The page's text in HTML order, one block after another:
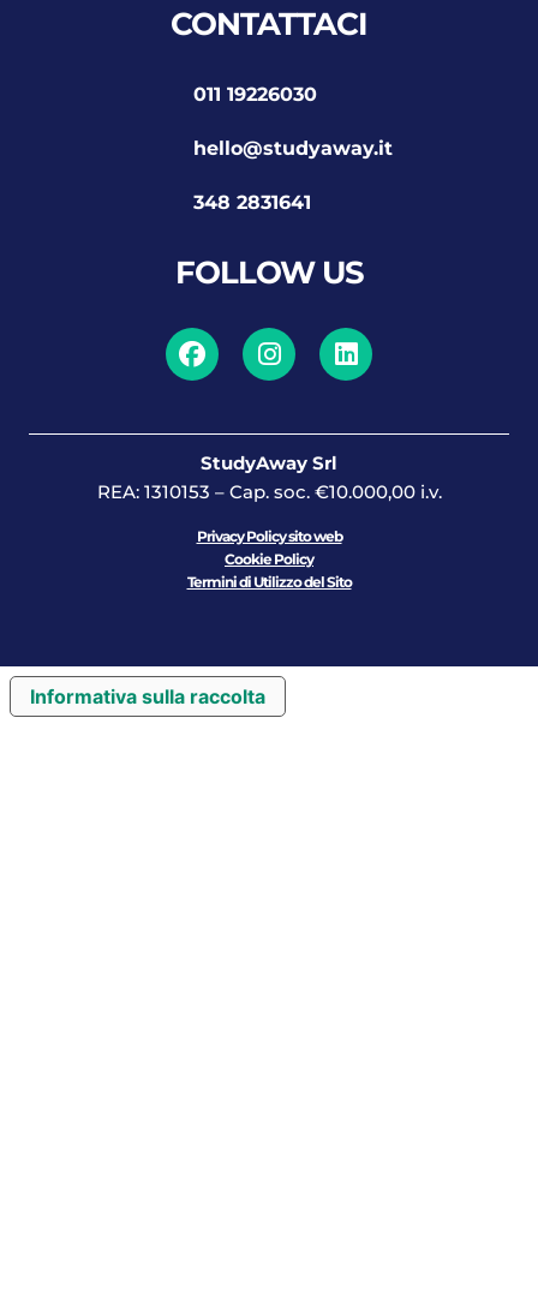
CONTATTACI
011 19226030
hello@studyaway.it
348 2831641
FOLLOW US
StudyAway Srl
REA: 1310153 – Cap. soc. €10.000,00 i.v.
Privacy Policy sito web
Cookie Policy
Termini di Utilizzo del Sito
Informativa sulla raccolta